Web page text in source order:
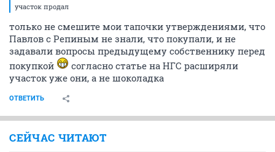
участок продал
только не смешите мои тапочки утверждениями, что
Павлов с Репиным не знали, что покупали, и не
задавали вопросы предыдущему собственнику перед
покупкой
согласно статье на НГС расширяли
участок уже они, а не шоколадка
ОТВЕТИТЬ
СЕЙЧАС ЧИТАЮТ